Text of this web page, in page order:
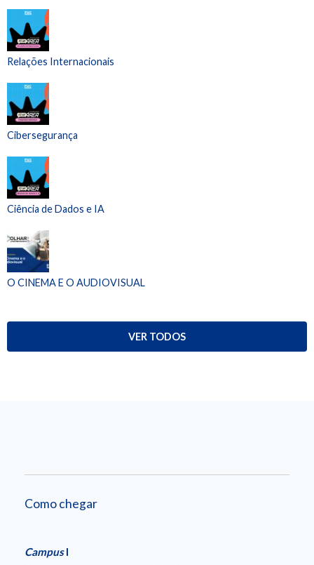
Relações Internacionais
Cibersegurança
Ciência de Dados e IA
O CINEMA E O AUDIOVISUAL
VER TODOS
Como chegar
CampusI